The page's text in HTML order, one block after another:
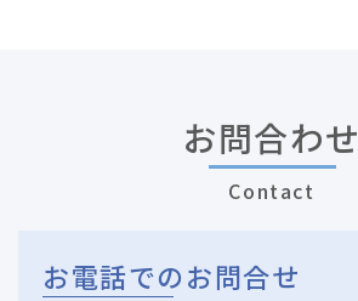
お問合わせ
Contact
お電話でのお問合せ